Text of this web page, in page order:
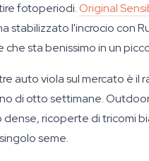
fotoperiodi.Original
stabilizzato l'incrocio con
sta benissimo in un
auto viola sul mercato è
di otto settimane.
ricoperte di tricomi
seme.